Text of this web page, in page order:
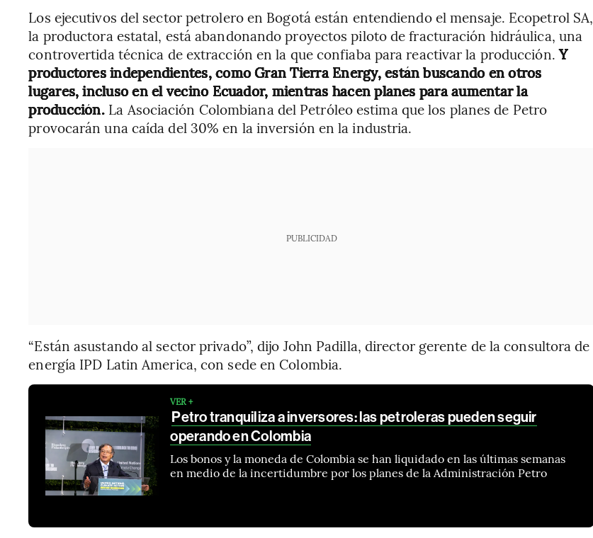
Los ejecutivos del sector petrolero en Bogotá están entendiendo el mensaje. Ecopetrol SA,
la productora estatal, está abandonando proyectos piloto de fracturación hidráulica, una
controvertida técnica de extracción en la que confiaba para reactivar la producción.Y
productores independientes, como Gran Tierra Energy, están buscando en otros
lugares, incluso en el vecino Ecuador, mientras hacen planes para aumentar la
producción. La Asociación Colombiana del Petróleo estima que los planes de Petro
provocarán una caída del 30% en la inversión en la industria.
PUBLICIDAD
“Están asustando al sector privado”, dijo John Padilla, director gerente de la consultora de
energía IPD Latin America, con sede en Colombia.
VER +
Petro tranquiliza a inversores: las petroleras pueden seguir
operando en Colombia
Los bonos y la moneda de Colombia se han liquidado en las últimas semanas
en medio de la incertidumbre por los planes de la Administración Petro